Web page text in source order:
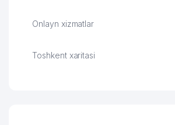
Vip Brand 31.07.2026 11:43:39
Onlayn xizmatlar
Toshkent xaritasi